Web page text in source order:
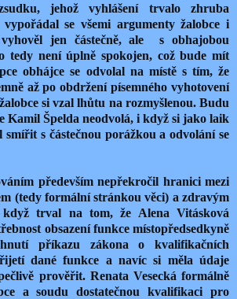
jehož vyhlášení trvalo zhruba
vypořádal se všemi argumenty žalobce i
jen částečně, ale
s obhajobou
tedy není úplně spokojen, což bude mít
obhájce se odvolal na místě s tím, že
až po obdržení písemného vyhotovení
si vzal lhůtu na rozmyšlenou. Budu
Kamil Špelda neodvolá, i když si jako laik
smířit s částečnou porážkou a odvolání se
především nepřekročil hranici mezi
(tedy formální stránkou věci) a zdravým
když trval na tom, že Alena Vitásková
obsazení funkce místopředsedkyně
příkazu zákona o kvalifikačních
dané funkce a navíc si měla údaje
prověřit. Renata Vesecká formálně
a soudu dostatečnou kvalifikaci pro